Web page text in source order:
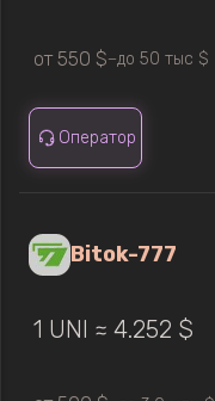
от 550 $—до 50 тыс $
Оператор
Bitok-777
1 UNI ≈ 4.252 $